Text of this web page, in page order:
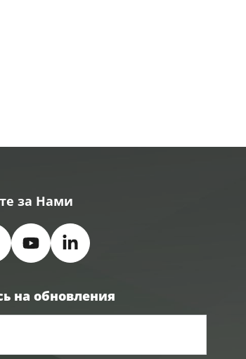
за Нами
на обновления